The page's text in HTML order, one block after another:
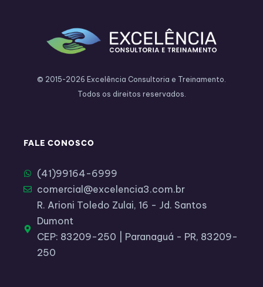
© 2015-2026 Excelência Consultoria e Treinamento.
Todos os direitos reservados.
FALE CONOSCO
(41)99164-6999​
comercial@excelencia3.com.br
R. Arioni Toledo Zulai, 16 - Jd. Santos
Dumont
CEP: 83209-250 | Paranaguá - PR, 83209-
250